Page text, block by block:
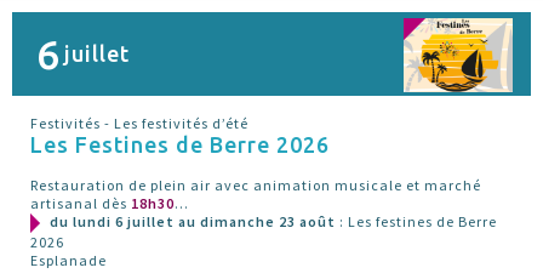
6 juillet
Festivités - Les festivités d’été
Les Festines de Berre 2026
Restauration de plein air avec animation musicale et marché
artisanal dès 18h30...
du lundi 6 juillet au dimanche 23 août : Les festines de Berre
2026
Esplanade